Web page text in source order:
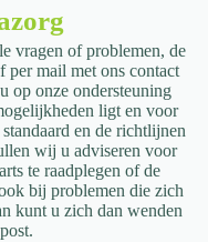
vragen of problemen, de
per mail met ons contact
op onze ondersteuning
ligt en voor
en de richtlijnen
wij u adviseren voor
te raadplegen of de
bij problemen die zich
kunt u zich dan wenden